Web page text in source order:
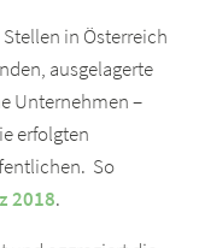
in Österreich
ausgelagerte
Unternehmen –
erfolgten
So
2018.